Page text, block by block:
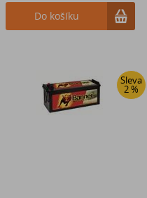
Do košíku
Sleva
2 %